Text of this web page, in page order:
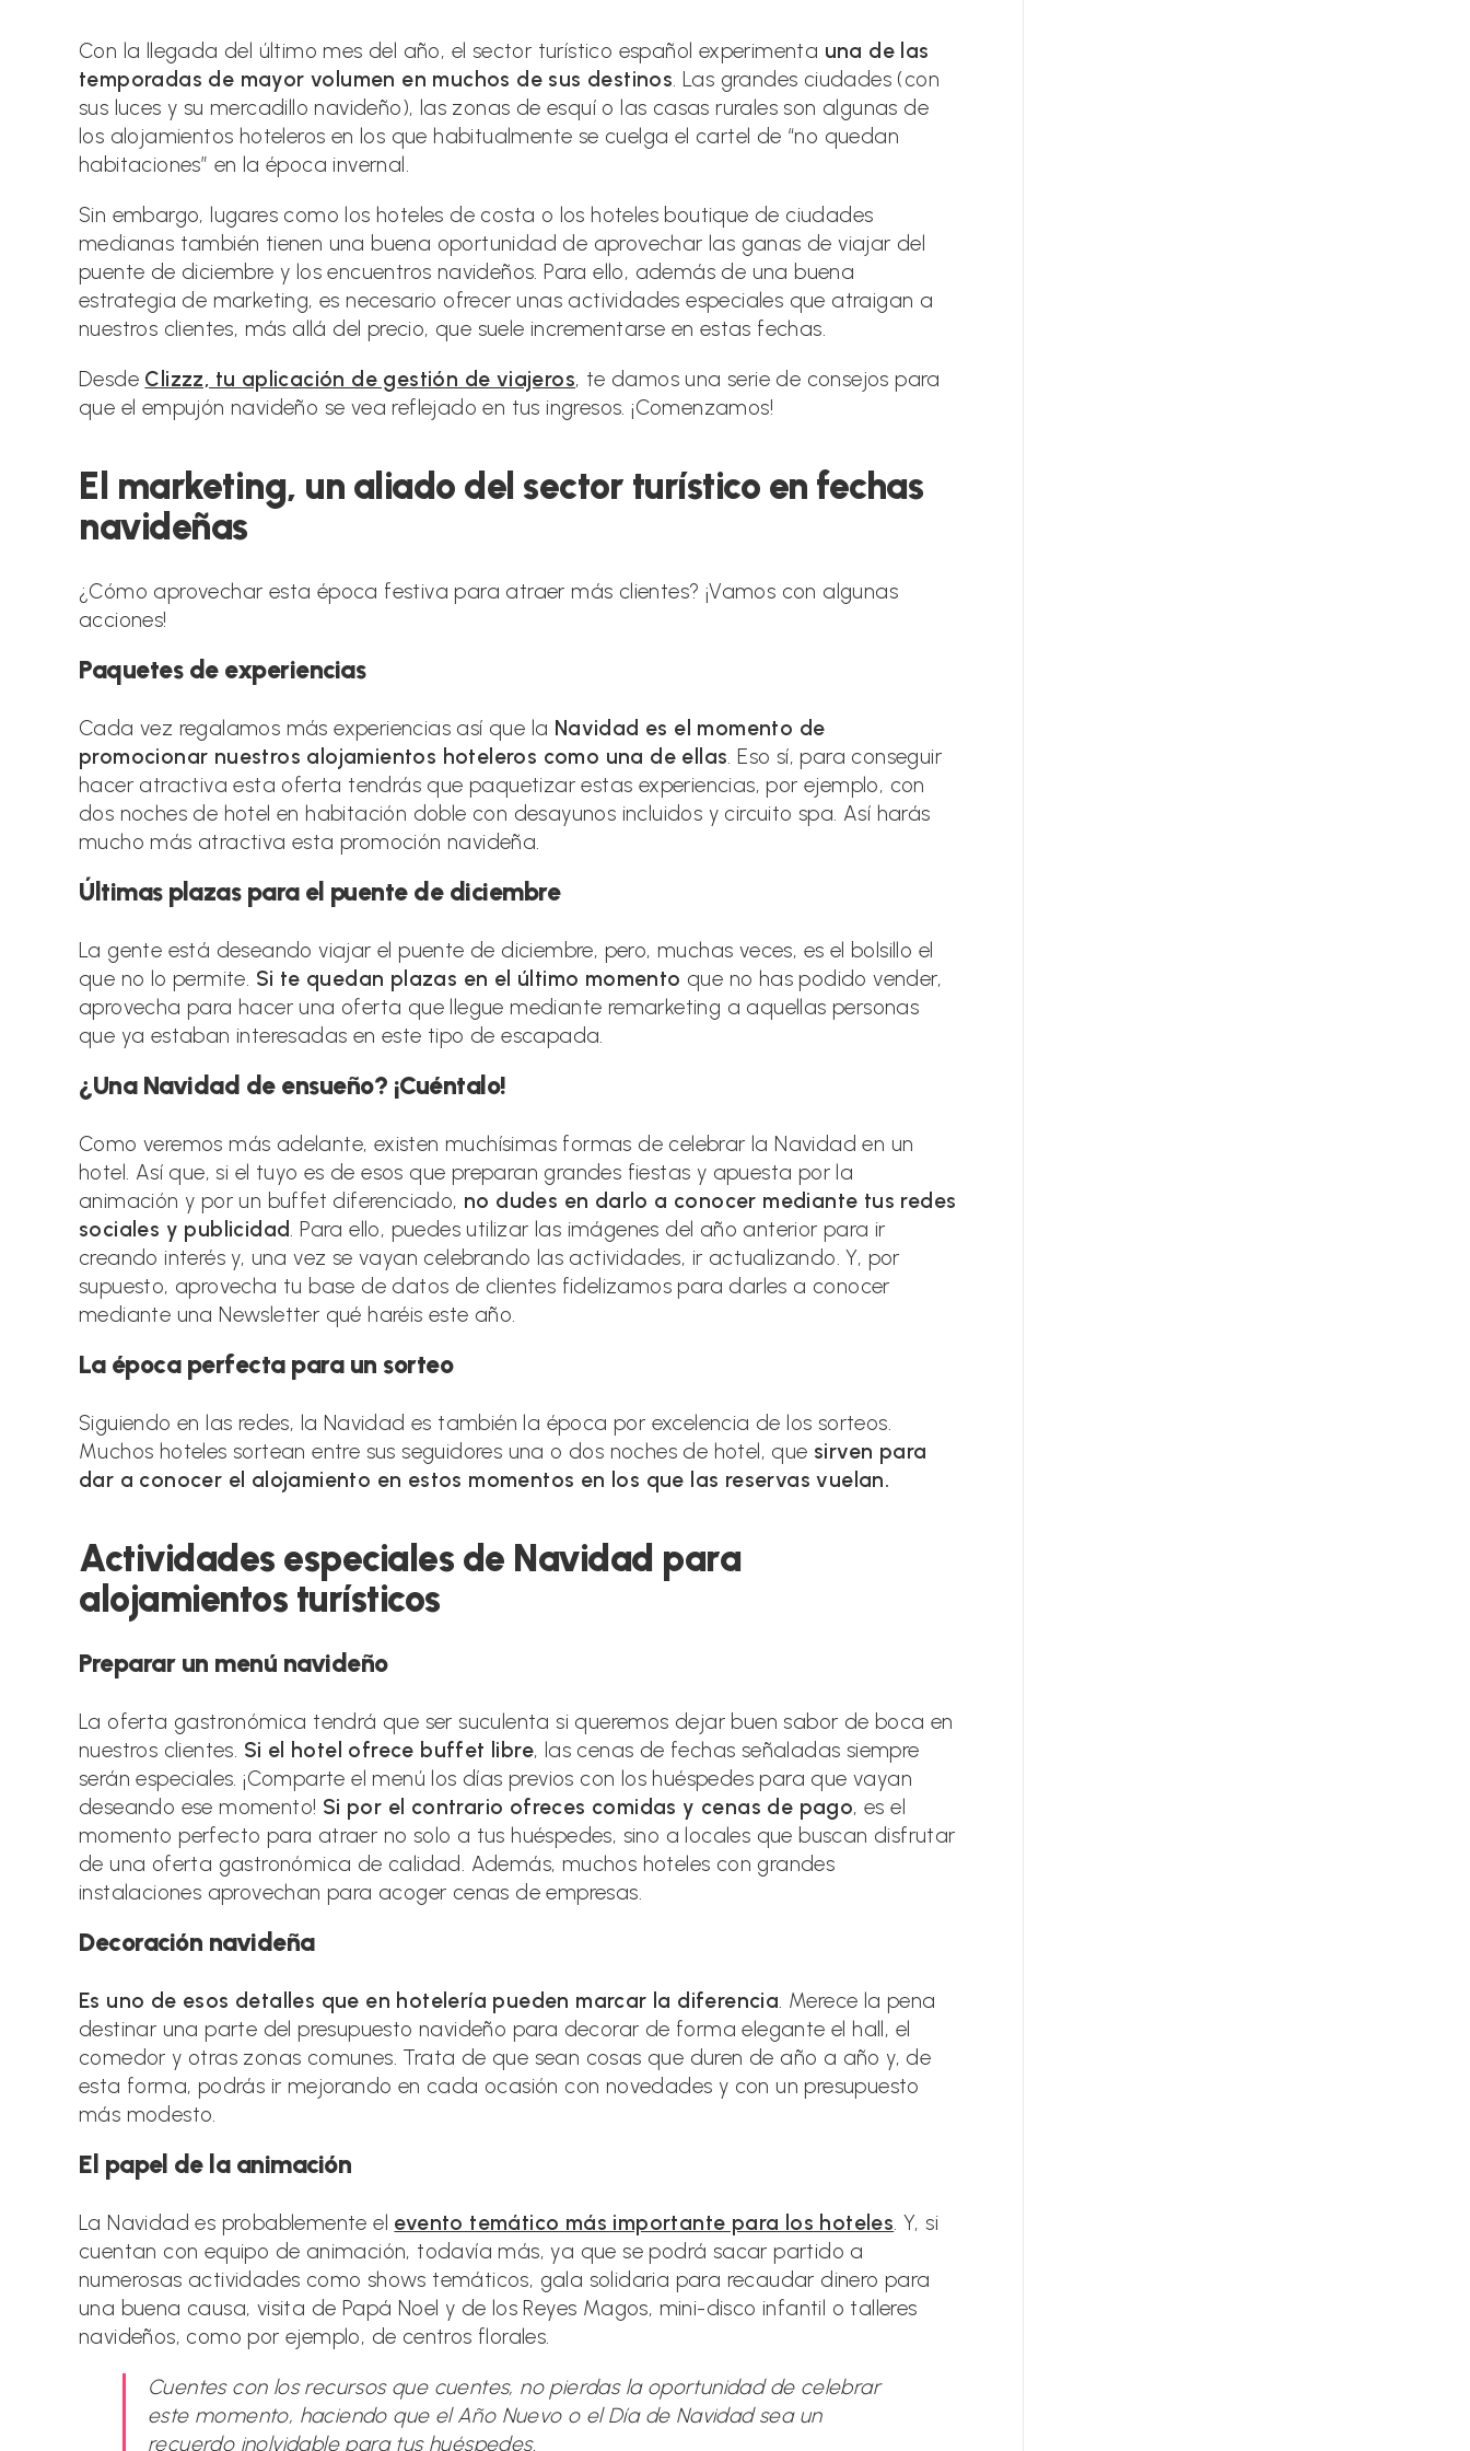
Con la llegada del último mes del año, el sector turístico español experimenta una de las
temporadas de mayor volumen en muchos de sus destinos. Las grandes ciudades (con
sus luces y su mercadillo navideño), las zonas de esquí o las casas rurales son algunas de
los alojamientos hoteleros en los que habitualmente se cuelga el cartel de “no quedan
habitaciones” en la época invernal.
Sin embargo, lugares como los hoteles de costa o los hoteles boutique de ciudades
medianas también tienen una buena oportunidad de aprovechar las ganas de viajar del
puente de diciembre y los encuentros navideños. Para ello, además de una buena
estrategia de marketing, es necesario ofrecer unas actividades especiales que atraigan a
nuestros clientes, más allá del precio, que suele incrementarse en estas fechas.
Desde Clizzz, tu aplicación de gestión de viajeros, te damos una serie de consejos para
que el empujón navideño se vea reflejado en tus ingresos. ¡Comenzamos!
El marketing, un aliado del sector turístico en fechas
navideñas
¿Cómo aprovechar esta época festiva para atraer más clientes? ¡Vamos con algunas
acciones!
Paquetes de experiencias
Cada vez regalamos más experiencias así que la Navidad es el momento de
promocionar nuestros alojamientos hoteleros como una de ellas. Eso sí, para conseguir
hacer atractiva esta oferta tendrás que paquetizar estas experiencias, por ejemplo, con
dos noches de hotel en habitación doble con desayunos incluidos y circuito spa. Así harás
mucho más atractiva esta promoción navideña.
Últimas plazas para el puente de diciembre
La gente está deseando viajar el puente de diciembre, pero, muchas veces, es el bolsillo el
que no lo permite. Si te quedan plazas en el último momento que no has podido vender,
aprovecha para hacer una oferta que llegue mediante remarketing a aquellas personas
que ya estaban interesadas en este tipo de escapada.
¿Una Navidad de ensueño? ¡Cuéntalo!
Como veremos más adelante, existen muchísimas formas de celebrar la Navidad en un
hotel. Así que, si el tuyo es de esos que preparan grandes fiestas y apuesta por la
animación y por un buffet diferenciado, no dudes en darlo a conocer mediante tus redes
sociales y publicidad. Para ello, puedes utilizar las imágenes del año anterior para ir
creando interés y, una vez se vayan celebrando las actividades, ir actualizando. Y, por
supuesto, aprovecha tu base de datos de clientes fidelizamos para darles a conocer
mediante una Newsletter qué haréis este año.
La época perfecta para un sorteo
Siguiendo en las redes, la Navidad es también la época por excelencia de los sorteos.
Muchos hoteles sortean entre sus seguidores una o dos noches de hotel, que sirven para
dar a conocer el alojamiento en estos momentos en los que las reservas vuelan.
Actividades especiales de Navidad para
alojamientos turísticos
Preparar un menú navideño
La oferta gastronómica tendrá que ser suculenta si queremos dejar buen sabor de boca en
nuestros clientes. Si el hotel ofrece buffet libre, las cenas de fechas señaladas siempre
serán especiales. ¡Comparte el menú los días previos con los huéspedes para que vayan
deseando ese momento! Si por el contrario ofreces comidas y cenas de pago, es el
momento perfecto para atraer no solo a tus huéspedes, sino a locales que buscan disfrutar
de una oferta gastronómica de calidad. Además, muchos hoteles con grandes
instalaciones aprovechan para acoger cenas de empresas.
Decoración navideña
Es uno de esos detalles que en hotelería pueden marcar la diferencia. Merece la pena
destinar una parte del presupuesto navideño para decorar de forma elegante el hall, el
comedor y otras zonas comunes. Trata de que sean cosas que duren de año a año y, de
esta forma, podrás ir mejorando en cada ocasión con novedades y con un presupuesto
más modesto.
El papel de la animación
La Navidad es probablemente el evento temático más importante para los hoteles. Y, si
cuentan con equipo de animación, todavía más, ya que se podrá sacar partido a
numerosas actividades como shows temáticos, gala solidaria para recaudar dinero para
una buena causa, visita de Papá Noel y de los Reyes Magos, mini-disco infantil o talleres
navideños, como por ejemplo, de centros florales.
Cuentes con los recursos que cuentes, no pierdas la oportunidad de celebrar
este momento, haciendo que el Año Nuevo o el Día de Navidad sea un
recuerdo inolvidable para tus huéspedes.